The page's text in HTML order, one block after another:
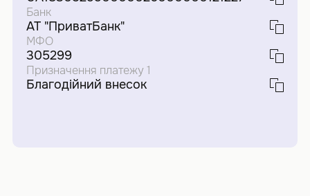
Банк
АТ "ПриватБанк"
МФО
305299
Призначення платежу 1
Благодійний внесок